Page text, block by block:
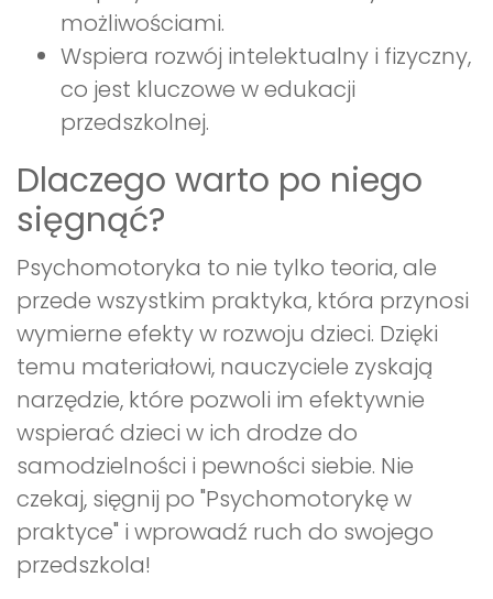
możliwościami.
Wspiera rozwój intelektualny i fizyczny,
co jest kluczowe w edukacji
przedszkolnej.
Dlaczego warto po niego
sięgnąć?
Psychomotoryka to nie tylko teoria, ale
przede wszystkim praktyka, która przynosi
wymierne efekty w rozwoju dzieci. Dzięki
temu materiałowi, nauczyciele zyskają
narzędzie, które pozwoli im efektywnie
wspierać dzieci w ich drodze do
samodzielności i pewności siebie. Nie
czekaj, sięgnij po "Psychomotorykę w
praktyce" i wprowadź ruch do swojego
przedszkola!